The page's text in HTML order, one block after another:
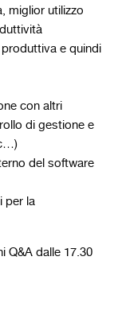
miglior utilizzo
e quindi
con altri
di gestione e
del software
per la
Q&A dalle 17.30